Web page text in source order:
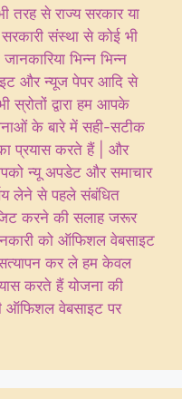
तरह से राज्य सरकार या
संस्था से कोई भी
भिन्न भिन्न
और न्यूज पेपर आदि से
स्रोतों द्वारा हम आपके
के बारे में सही-सटीक
प्रयास करते हैं | और
न्यू अपडेट और समाचार
लेने से पहले संबंधित
करने की सलाह जरूर
को ऑफिशल वेबसाइट
कर ले हम केवल
करते हैं योजना की
ऑफिशल वेबसाइट पर